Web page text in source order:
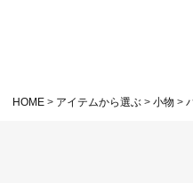
HOME アイテムから選ぶ 小物